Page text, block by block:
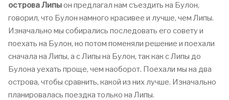
острова Липыон предлагал нам съездить на Булон,
говорил, что Булон намного красивее и лучше, чем Липы.
Изначально мы собирались последовать его совету и
поехать на Булон, но потом поменяли решение и поехали
сначала на Липы, а с Липы на Булон, так как с Липы до
Булона уехать проще, чем наоборот. Поехали мы на два
острова, чтобы сравнить, какой из них лучше. Изначально
планировалась поездка только на Липы.